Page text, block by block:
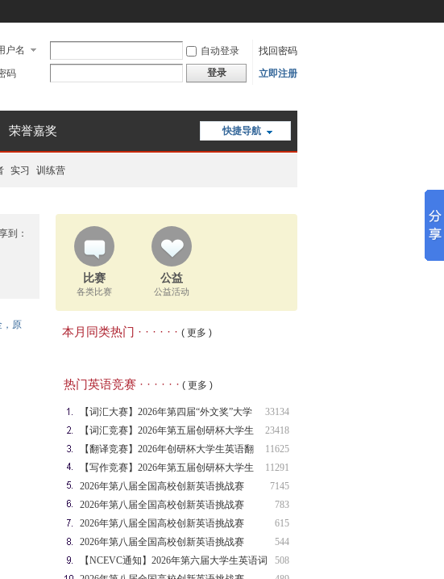
户名 自动登录
找回密码
码
登录 立即注册
快捷导航
荣誉嘉奖
实习 训练营
到：
，原
比赛
各类比赛
公益
公益活动
本月同类热门 · · · · · · ( 更多 )
热门英语竞赛 · · · · · · ( 更多 )
33134
【词汇大赛】2026年第四届“外文奖”大学
生
23418
【词汇竞赛】2026年第五届创研杯大学生
英语
11625
【翻译竞赛】2026年创研杯大学生英语翻
译竞
11291
【写作竞赛】2026年第五届创研杯大学生
英语
7145
2026年第八届全国高校创新英语挑战赛
（NCIE
783
2026年第八届全国高校创新英语挑战赛
615
2026年第八届全国高校创新英语挑战赛
（NCIE
544
2026年第八届全国高校创新英语挑战赛
（NCIE
508
【NCEVC通知】2026年第六届大学生英语词